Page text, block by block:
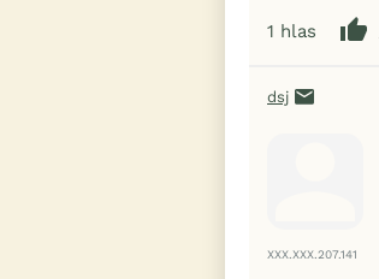
1 hlas
dsj
XXX.XXX.207.141